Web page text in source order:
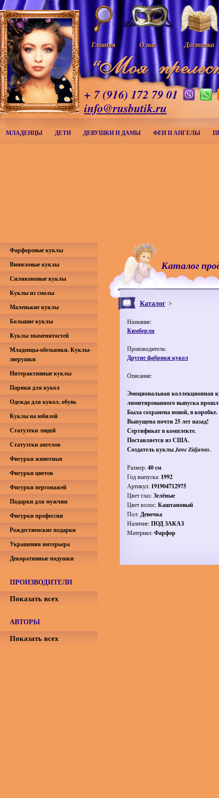
Главная О нас Доставка
+ 7 (916) 172 79 01
info@rusbutik.ru
МЛАДЕНЦЫ ДЕТИ ДЕВУШКИ И ДАМЫ ФЕИ И АНГЕЛЫ
Каталог
Каталог
Название:
Кимберли
Производитель:
Другие фабрики кукол
Описание:
Эмоциональная коллекционная
лимитированного выпуска
Была сохранена новой, в коробке.
Выпущена почти 25 лет назад!
Сертификат в комплекте.
Поставляется из США.
Создатель куклыJane Zidjunas.
Размер:40 см
Год выпуска: 1992
Артикул: 191904712975
Цвет глаз:Зелёные
Цвет волос:Каштановый
Пол:Девочка
Наличие:ПОД ЗАКАЗ
Материал:Фарфор
Фарфоровые куклы
Виниловые куклы
Силиконовые куклы
Куклы из смолы
Маленькие куклы
Большие куклы
Куклы знаменитостей
Младенцы-обезьянки. Куклы-
зверушки
Интерактивные куклы
Парики для кукол
Одежда для кукол, обувь
Куклы на юбилей
Статуэтки людей
Статуэтки ангелов
Фигурки животных
Фигурки цветов
Фигурки персонажей
Подарки для мужчин
Фигурки профессии
Рождественские подарки
Украшения интерьера
Декоративные подушки
ПРОИЗВОДИТЕЛИ
Показать всех
АВТОРЫ
Показать всех